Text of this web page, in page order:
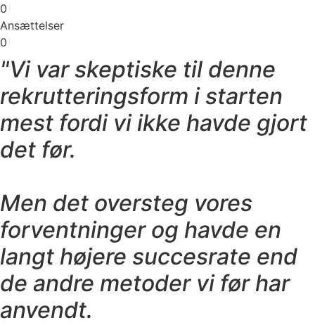
0
Ansættelser
0
"Vi var skeptiske til denne
rekrutteringsform i starten
mest fordi vi ikke havde gjort
det før.
Men det oversteg vores
forventninger og havde en
langt højere succesrate end
de andre metoder vi før har
anvendt.